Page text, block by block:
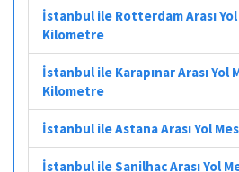
İstanbul ile Rotterdam Arası
Kilometre
İstanbul ile Karapınar Arası Yol
Kilometre
İstanbul ile Astana Arası Yol
İstanbul ile Sanilhac Arası Yol